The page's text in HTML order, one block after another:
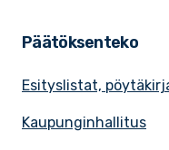
Päätöksenteko
Esityslistat,
Kaupunginhallitus